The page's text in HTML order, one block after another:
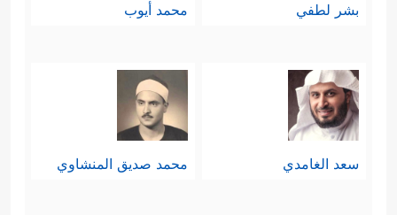
بشر لطفي محمد أيوب
سعد الغامدي محمد صديق المنشاوي